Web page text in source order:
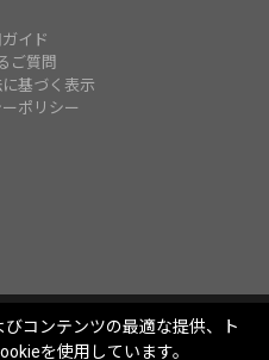
イド
ご質問
基づく表示
ポリシー
コンテンツの最適な提供、ト
を使用しています。